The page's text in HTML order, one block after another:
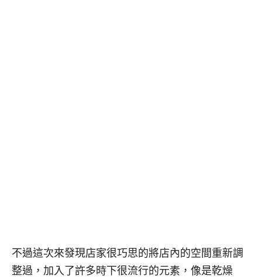
不過這次來發現店家很巧思的將店內的空間重新調
整過，加入了許多時下很流行的元素，像是乾燥